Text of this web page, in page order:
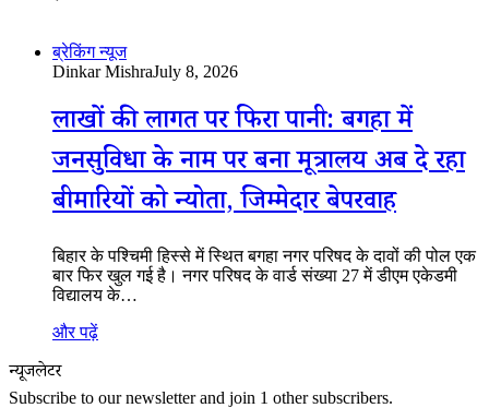
ब्रेकिंग न्यूज
Dinkar MishraJuly 8, 2026
लाखों की लागत पर फिरा पानी: बगहा में
जनसुविधा के नाम पर बना मूत्रालय अब दे रहा
बीमारियों को न्योता, जिम्मेदार बेपरवाह
बिहार के पश्चिमी हिस्से में स्थित बगहा नगर परिषद के दावों की पोल एक
बार फिर खुल गई है। नगर परिषद के वार्ड संख्या 27 में डीएम एकेडमी
विद्यालय के…
और पढ़ें
न्यूजलेटर
Subscribe to our newsletter and join 1 other subscribers.